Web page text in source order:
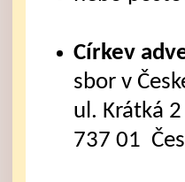
Církev
sbor v
ul. Krátká 2
737 01